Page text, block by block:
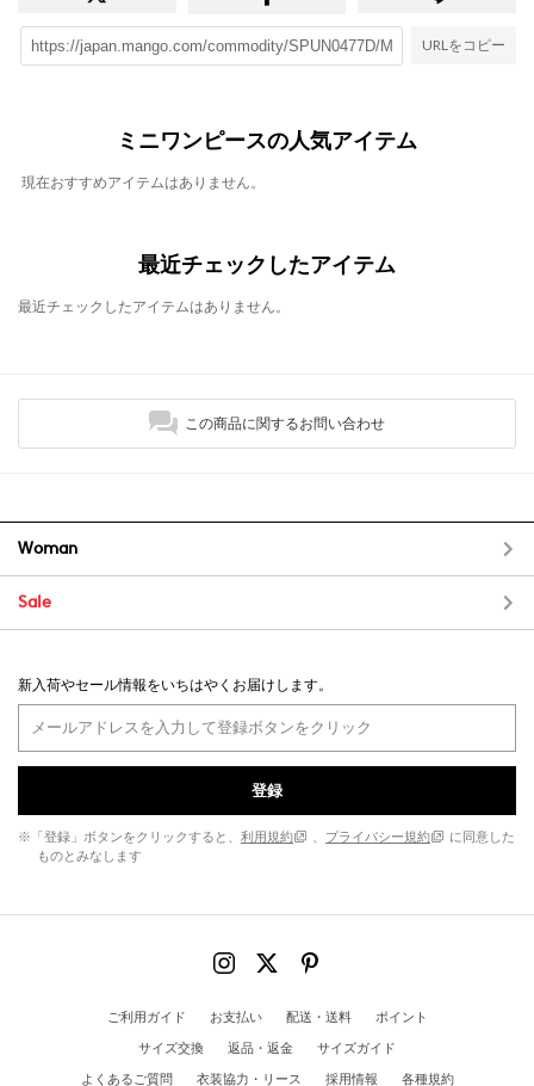
URLをコピー
ミニワンピースの人気アイテム
現在おすすめアイテムはありません。
最近チェックしたアイテム
最近チェックしたアイテムはありません。
この商品に関するお問い合わせ
Woman
Sale
新入荷やセール情報をいちはやくお届けします。
登録
※「登録」ボタンをクリックすると、 利用規約 、 プライバシー規約
に同意した
ものとみなします
ご利用ガイド お支払い 配送・送料
ポイント
サイズ交換
返品・返金
サイズガイド
よくあるご質問
衣装協力・リース 採用情報 各種規約